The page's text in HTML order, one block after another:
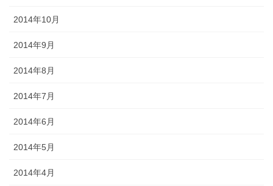
2014年10月
2014年9月
2014年8月
2014年7月
2014年6月
2014年5月
2014年4月